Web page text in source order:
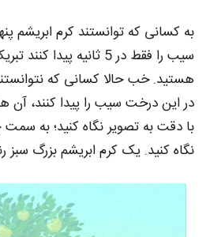
به کسانی که توانستند کرم ابریشم
سیب را فقط در 5 ثانیه
هستید. خب حالا کسانی که
در این درخت سیب را پیدا کنند، آن
با دقت به تصویر نگاه کنید؛ به
نگاه کنید. یک کرم ابریشم بزرگ